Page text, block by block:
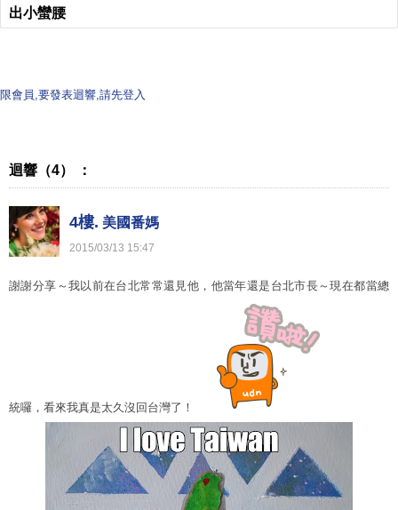
出小蠻腰
限會員,要發表迴響,請先登入
迴響（4） ：
4樓. 美國番媽
2015/03/13 15:47
謝謝分享～我以前在台北常常還見他，他當年還是台北市長～現在都當總
統囉，看來我真是太久沒回台灣了！